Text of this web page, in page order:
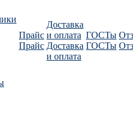
Прайс
Прайс
Доставка
и оплата
Доставка
и оплата
ГОСТы
ГОСТы